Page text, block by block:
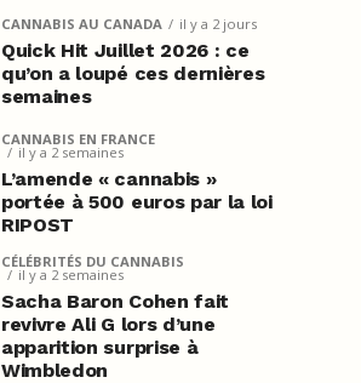
CANNABIS AU CANADA il y a 2 jours
Quick Hit Juillet 2026 : ce
qu’on a loupé ces dernières
semaines
CANNABIS EN FRANCE
il y a 2 semaines
L’amende « cannabis »
portée à 500 euros par la loi
RIPOST
CÉLÉBRITÉS DU CANNABIS
il y a 2 semaines
Sacha Baron Cohen fait
revivre Ali G lors d’une
apparition surprise à
Wimbledon